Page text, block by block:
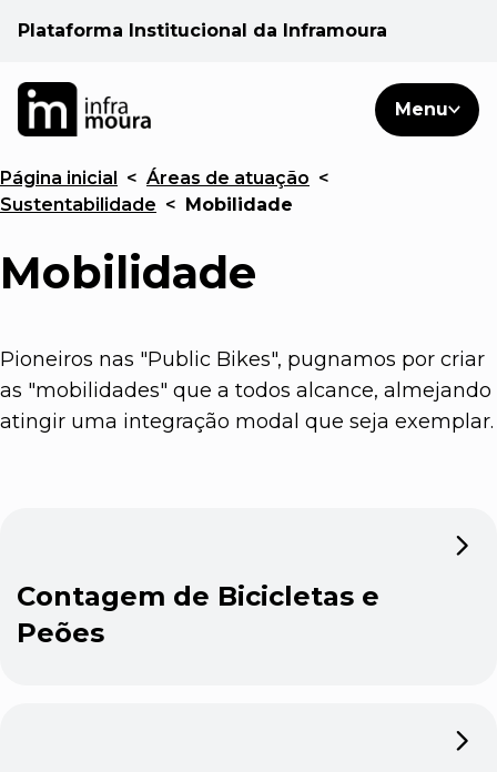
Plataforma Institucional da Inframoura
Menu
Pesquisar
Áreas de atuação
Cliente
Notícias
PT
Página inicial < Áreas de atuação <
Sustentabilidade < Mobilidade
Mobilidade
Pioneiros nas "Public Bikes", pugnamos por criar
as "mobilidades" que a todos alcance, almejando
atingir uma integração modal que seja exemplar.
Contagem de Bicicletas e
Peões